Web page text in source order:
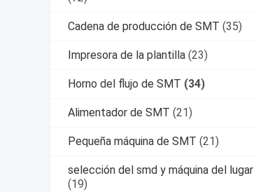
Cadena de producción de SMT (35)
Impresora de la plantilla (23)
Horno del flujo de SMT (34)
Alimentador de SMT (21)
Pequeña máquina de SMT (21)
selección del smd y máquina del lugar
(19)